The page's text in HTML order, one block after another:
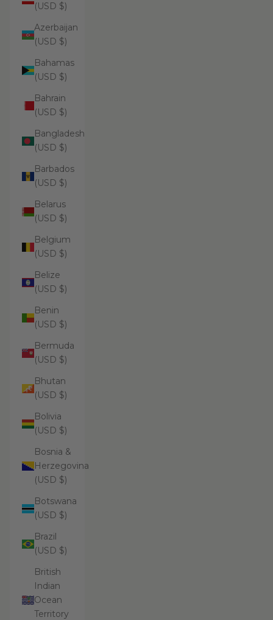
(USD $)
Azerbaijan
(USD $)
Bahamas
(USD $)
Bahrain
(USD $)
Bangladesh
(USD $)
Barbados
(USD $)
Belarus
(USD $)
Belgium
(USD $)
Belize
(USD $)
Benin
(USD $)
Bermuda
(USD $)
Bhutan
(USD $)
Bolivia
(USD $)
Bosnia &
Herzegovina
(USD $)
Botswana
(USD $)
Brazil
(USD $)
British
Indian
Ocean
Territory